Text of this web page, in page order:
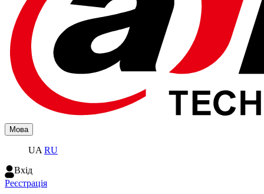
Мова
UA RU
Вхiд
Реєстрація